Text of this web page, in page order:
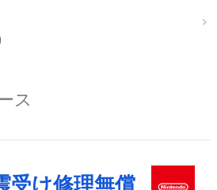
ス
受け修理無償